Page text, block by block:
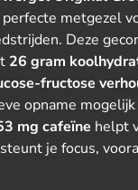
metgezel
Deze
26 gram
fructose
opname
mg cafeïne helpt
je focus,